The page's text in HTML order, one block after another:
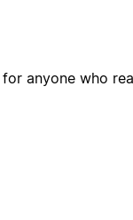
anyone who